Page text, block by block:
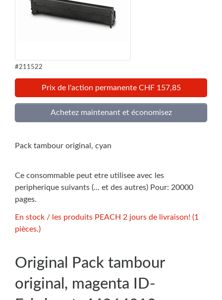
#211522
Prix de l'action permanente CHF 157,85
Pack tambour original, cyan
Ce consommable peut etre utilisee avec les
peripherique suivants (... et des autres) Pour: 20000
pages.
En stock / les produits PEACH 2 jours de livraison! (1
pièces.)
Original Pack tambour
original, magenta ID-